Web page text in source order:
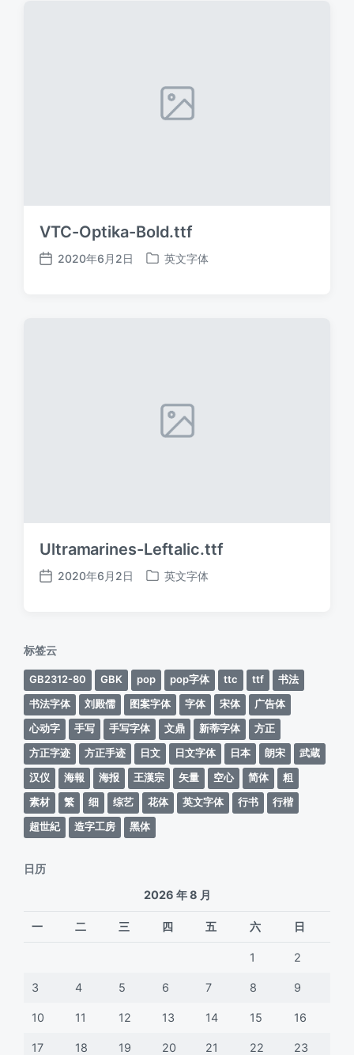
VTC-Optika-Bold.ttf
发
2020年6月2日
发
英文字体
Ultramarines-Leftalic.ttf
发
2020年6月2日
发
英文字体
标签云
GB2312-80 GBK pop pop字体 ttc ttf
书法
书法字体
刘殿儒 图案字体 字体 宋体
广告体
心动字
手写 手写字体 文鼎 新蒂字体
方正
方正字迹
方正手迹 日文 日文字体 日本 朗宋
武蔵
汉仪
海報 海报 王漢宗 矢量 空心 简体
粗
素材
繁 细 综艺 花体 英文字体 行书
行楷
超世紀
造字工房 黑体
日历
2026 年 8 月
一 二 三 四 五 六 日
1 2
3 4 5 6 7 8 9
10 11 12 13 14 15 16
17 18 19 20 21 22 23